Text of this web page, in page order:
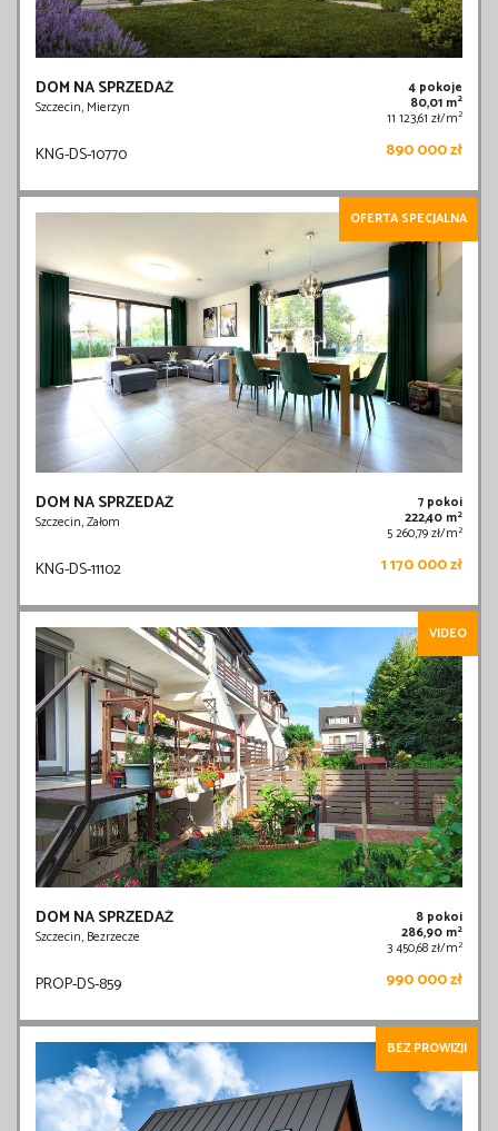
DOM NA SPRZEDAŻ
Szczecin, Mierzyn
4 pokoje
80,01 m2
11 123,61 zł/m2
KNG-DS-10770 890 000 zł
OFERTA SPECJALNA
DOM NA SPRZEDAŻ
Szczecin, Załom
7 pokoi
222,40 m2
5 260,79 zł/m2
KNG-DS-11102 1 170 000 zł
VIDEO
DOM NA SPRZEDAŻ
Szczecin, Bezrzecze
8 pokoi
286,90 m2
3 450,68 zł/m2
PROP-DS-859 990 000 zł
BEZ PROWIZJI